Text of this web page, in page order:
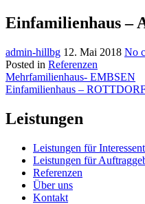
Einfamilienhaus –
admin-hillbg 12. Mai 2018 No
Posted in Referenzen
Beitragsnavigation
Mehrfamilienhaus- EMBSEN
Einfamilienhaus –
Leistungen
Leistungen für
Leistungen für
Referenzen
Über uns
Kontakt